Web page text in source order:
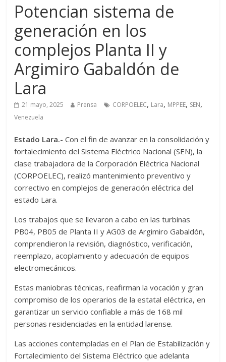
Potencian sistema de
generación en los
complejos Planta II y
Argimiro Gabaldón de
Lara
21 mayo, 2025 Prensa CORPOELEC, Lara, MPPEE, SEN,
Venezuela
Estado Lara.- Con el fin de avanzar en la consolidación y
fortalecimiento del Sistema Eléctrico Nacional (SEN), la
clase trabajadora de la Corporación Eléctrica Nacional
(CORPOELEC), realizó mantenimiento preventivo y
correctivo en complejos de generación eléctrica del
estado Lara.
Los trabajos que se llevaron a cabo en las turbinas
PB04, PB05 de Planta II y AG03 de Argimiro Gabaldón,
comprendieron la revisión, diagnóstico, verificación,
reemplazo, acoplamiento y adecuación de equipos
electromecánicos.
Estas maniobras técnicas, reafirman la vocación y gran
compromiso de los operarios de la estatal eléctrica, en
garantizar un servicio confiable a más de 168 mil
personas residenciadas en la entidad larense.
Las acciones contempladas en el Plan de Estabilización y
Fortalecimiento del Sistema Eléctrico que adelanta